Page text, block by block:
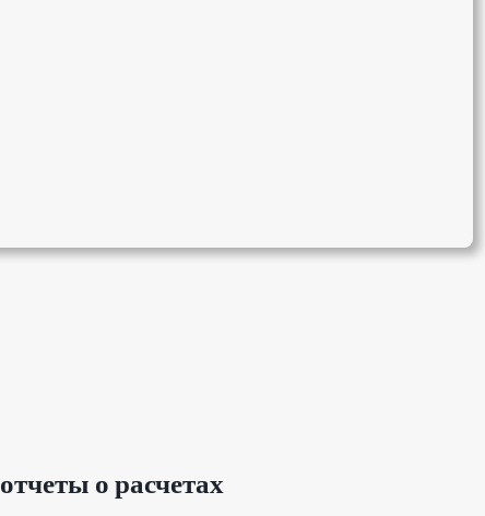
о расчетах